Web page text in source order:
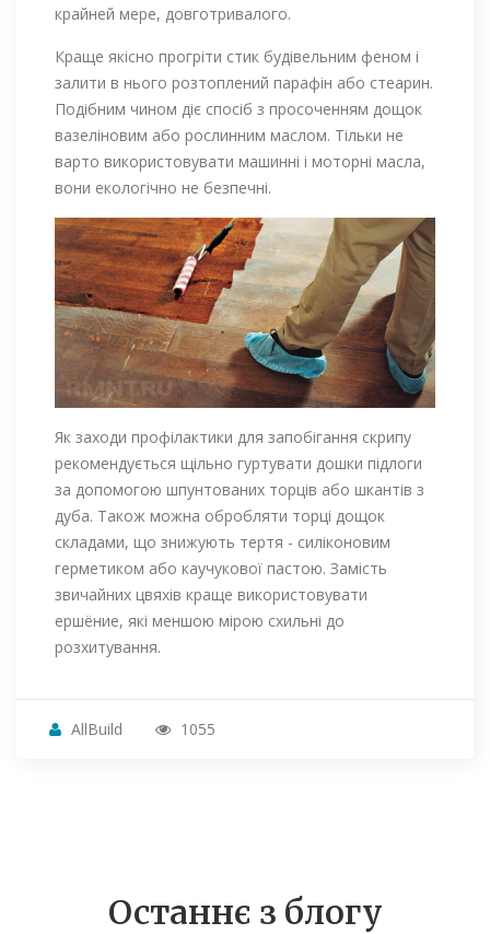
крайней мере, довготривалого.
Краще якісно прогріти стик будівельним феном і
залити в нього розтоплений парафін або стеарин.
Подібним чином діє спосіб з просоченням дощок
вазеліновим або рослинним маслом. Тільки не
варто використовувати машинні і моторні масла,
вони екологічно не безпечні.
Як заходи профілактики для запобігання скрипу
рекомендується щільно гуртувати дошки підлоги
за допомогою шпунтованих торців або шкантів з
дуба. Також можна обробляти торці дощок
складами, що знижують тертя - силіконовим
герметиком або каучукової пастою. Замість
звичайних цвяхів краще використовувати
ершёние, які меншою мірою схильні до
розхитування.
AllBuild 1055
Останнє з блогу